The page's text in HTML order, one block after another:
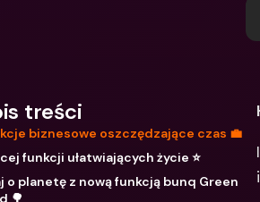
treści
biznesowe oszczędzające czas 💼
funkcji ułatwiających życie ⭐️
o planetę z nową funkcją bunq Green
🌳